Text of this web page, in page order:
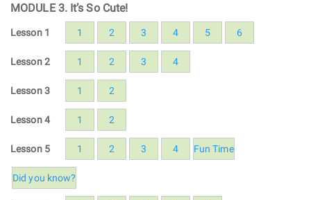
MODULE 3. It’s So Cute!
Lesson 1 1 2 3 4 5 6
Lesson 2 1 2 3 4
Lesson 3 1 2
Lesson 4 1 2
Lesson 5 1 2 3 4 Fun Time
Did you know?